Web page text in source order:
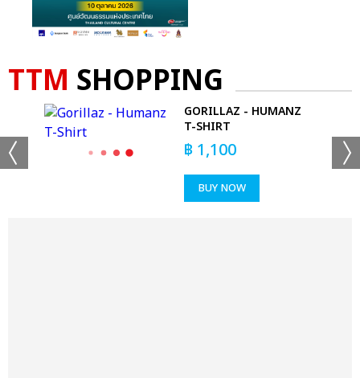
TTM SHOPPING
GORILLAZ - HUMANZ
T-SHIRT
฿ 1,100
BUY NOW